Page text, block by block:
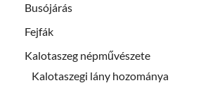
Busójárás
Fejfák
Kalotaszeg népművészete
Kalotaszegi lány hozománya